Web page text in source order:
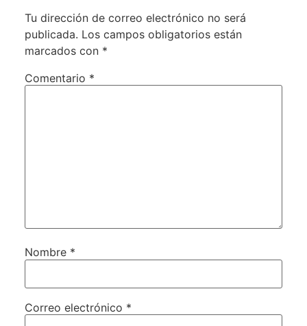
Tu dirección de correo electrónico no será
publicada. Los campos obligatorios están
marcados con *
Comentario *
Nombre *
Correo electrónico *